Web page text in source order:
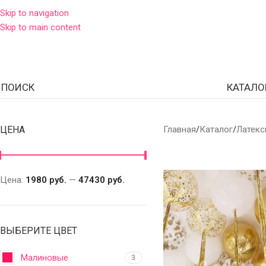
Skip to navigation
Skip to main content
ПОИСК
ЦЕНА
Цена: 1980 руб. — 47430 руб.
ВЫБЕРИТЕ ЦВЕТ
Малиновые 3
Главная Каталог